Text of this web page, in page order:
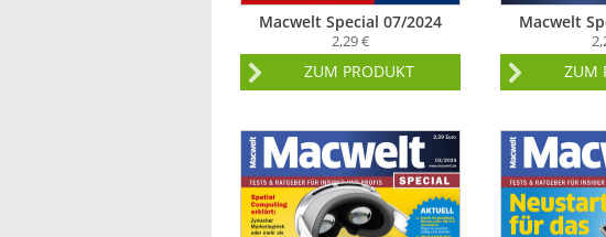
Macwelt Special 07/2024
2,29 €
ZUM PRODUKT
Macwelt
ZUM